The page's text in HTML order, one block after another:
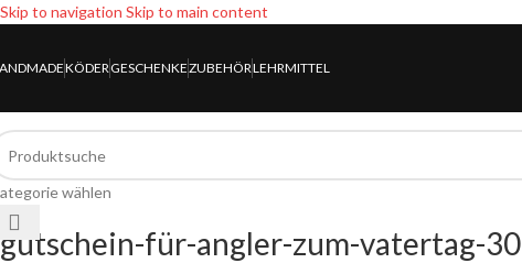
Skip to navigation Skip to main content
KÖDERGESCHENKEZUBEHÖRLEHRMITTEL
wählen
gutschein-für-angler-zum-vatertag-30